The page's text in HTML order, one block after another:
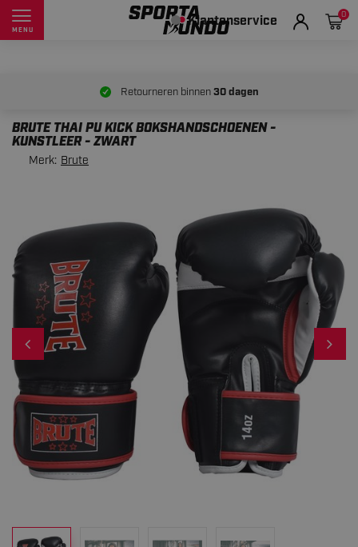
MENU Klantenservice 0
Retourneren binnen30 dagen
BRUTE THAI PU KICK BOKSHANDSCHOENEN -
KUNSTLEER - ZWART
Merk: Brute